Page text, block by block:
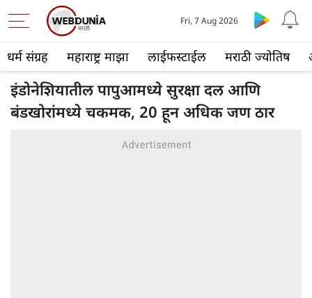
धर्म संग्रह महाराष्ट्र माझा लाईफस्टाईल मराठी ज्योतिष
Fri, 7 Aug 2026
इंडोनेशियातील पापुआमध्ये सुरक्षा दल आणि
बंडखोरांमध्ये चकमक, 20 हून अधिक जण ठार